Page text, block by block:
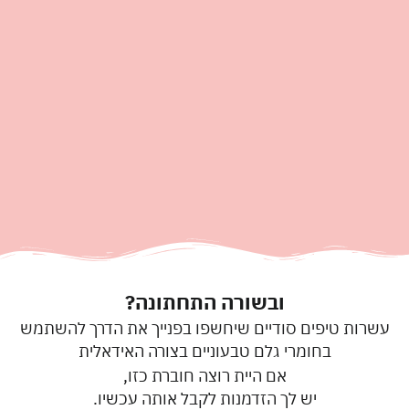
ובשורה התחתונה?
עשרות טיפים סודיים שיחשפו בפנייך את הדרך להשתמש
בחומרי גלם טבעוניים בצורה האידאלית​
אם היית רוצה חוברת כזו,
יש לך הזדמנות לקבל אותה עכשיו.